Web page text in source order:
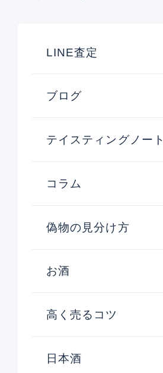
LINE査定
ブログ
テイスティングノート
コラム
偽物の見分け方
お酒
高く売るコツ
日本酒